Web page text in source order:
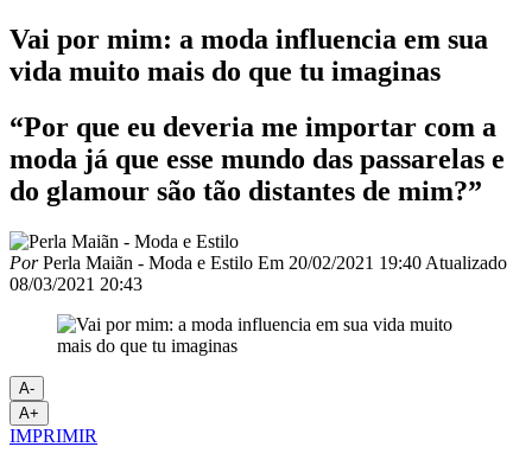
Vai por mim: a moda influencia em sua
vida muito mais do que tu imaginas
“Por que eu deveria me importar com a
moda já que esse mundo das passarelas e
do glamour são tão distantes de mim?”
PorPerla Maiãn - Moda e Estilo Em 20/02/2021 19:40 Atualizado
08/03/2021 20:43
A-
A+
IMPRIMIR